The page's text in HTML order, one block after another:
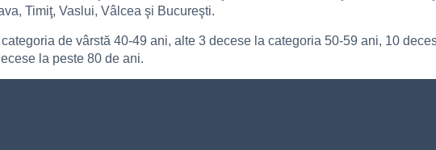
Timiţ, Vaslui, Vâlcea şi Bucureşti.
de vârstă 40-49 ani, alte 3 decese la categoria 50-59 ani, 10
la peste 80 de ani.